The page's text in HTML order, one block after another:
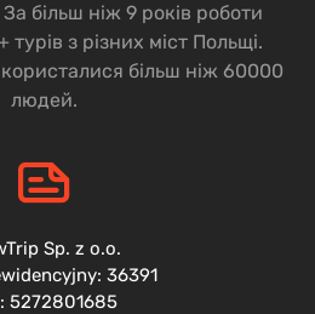
необхідні при
та під
проживання.
і безвізові дні.
і після закінчення
зареєструватися
більш ніж 9 років роботи
турів з різних міст Польщі.
більш ніж 60000
людей.
Sp. z o.o.
36391
5272801685